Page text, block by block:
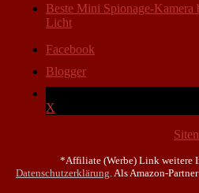
Beste Mini Spionage-Kamera
Licht
Facebook
Blogger
X
*Affiliate (Werbe) Link weitere
Datenschutzerklärung . Als Amazon-